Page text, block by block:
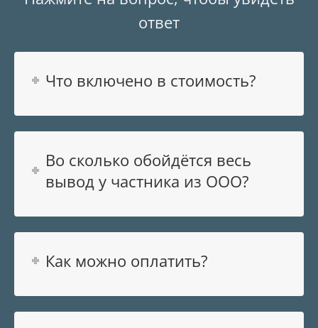
ответ
Что включено в стоимость?
Во сколько обойдётся весь
вывод у частника из ООО?
Как можно оплатить?